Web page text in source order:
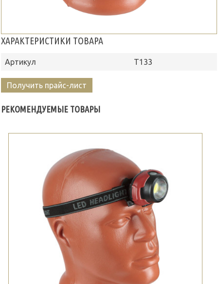
ХАРАКТЕРИСТИКИ ТОВАРА
Артикул Т133
Получить прайс-лист
РЕКОМЕНДУЕМЫЕ ТОВАРЫ